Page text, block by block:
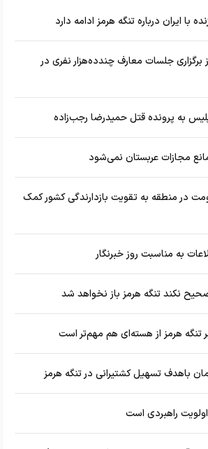
با ایران درباره تنگه هرمز ادامه دارد
برگزاری جلسات معارف چندده‌هزار نفری در
پلیس به پرونده قتل حمیدرضا رجب‌زاده
مجازات عربستان نمی‌شود
در منطقه به تقویت بازدارندگی کشور کمک
به مناسبت روز خبرنگار
نکند تنگه هرمز باز نخواهد شد
تنگه هرمز از هسته‌ای هم مهم‌تر است
باهدف تسهیل کشتیرانی در تنگه هرمز
راهبردی است